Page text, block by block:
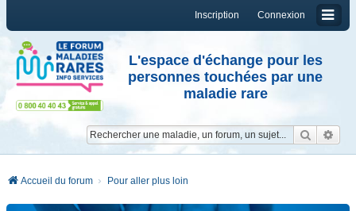
Connexion
Inscription
L'espace d'échange pour les
personnes touchées par une
maladie rare
Accueil du forum Pour aller plus loin